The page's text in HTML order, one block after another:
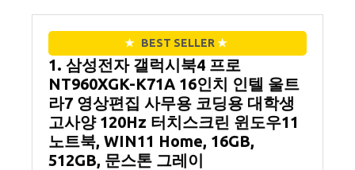
★ BEST SELLER ★
1. 삼성전자 갤럭시북4 프로
NT960XGK-K71A 16인치 인텔 울트
라7 영상편집 사무용 코딩용 대학생
고사양 120Hz 터치스크린 윈도우11
노트북, WIN11 Home, 16GB,
512GB, 문스톤 그레이